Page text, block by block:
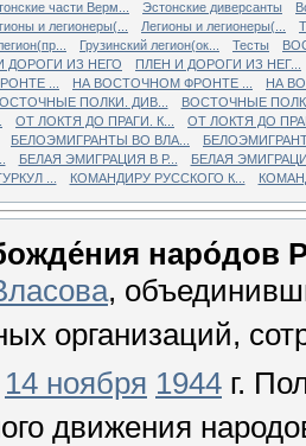
части Верм... Эстонские диверсанты
и легионеры(... Легионы и легионеры(...
Грузинский легион(ок... Тесты
ДОРОГИ ИЗ НЕГО
ПЛЕН И ДОРОГИ ИЗ НЕГ...
...
НА ВОСТОЧНОМ ФРОНТЕ ...
НА
ПОЛКИ. ДИВ...
ВОСТОЧНЫЕ
ОТ ЛОКТЯ ДО ПРАГИ. К...
ОТ ЛОКТЯ ДО
БЕЛОЭМИГРАНТЫ ВО ВЛА...
БЕЛАЯ ЭМИГРАЦИЯ В Р...
БЕЛАЯ
...
КОМАНДИРУ РУССКОГО К...
наро́дов
,
организаций,
14 ноября 1944 г.
движения